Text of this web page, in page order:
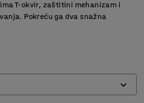
T-okvir, zaštitini mehanizam i
Pokreću ga dva snažna